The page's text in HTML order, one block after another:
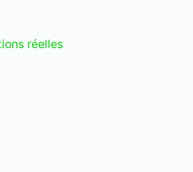
réelles